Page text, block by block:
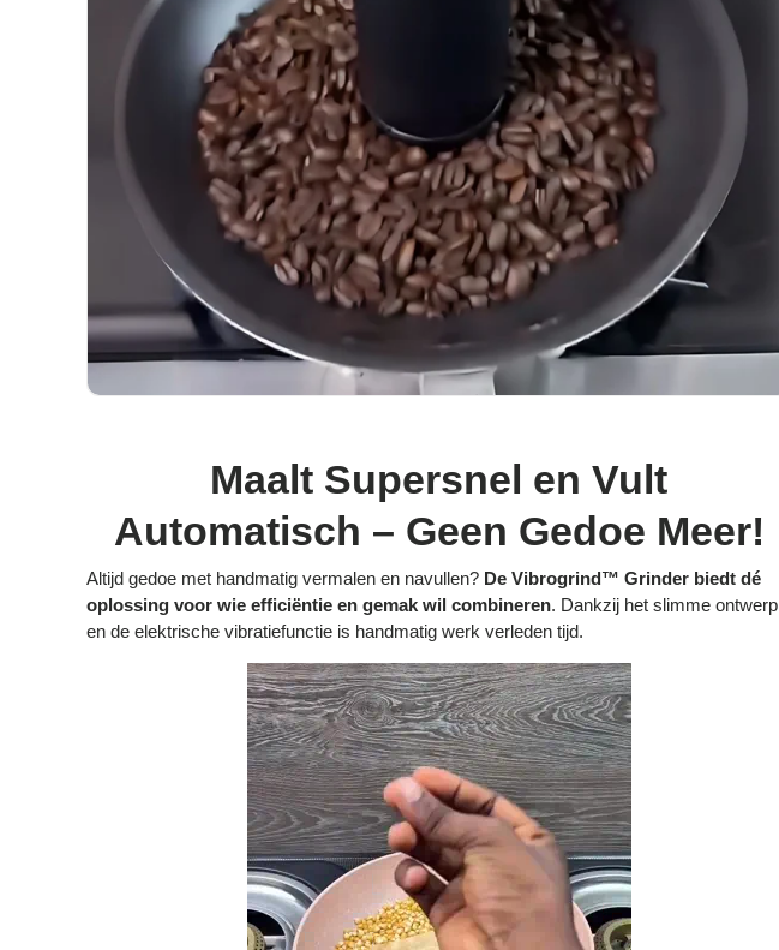
Maalt Supersnel en Vult
Automatisch – Geen Gedoe Meer!
Altijd gedoe met handmatig vermalen en navullen? De Vibrogrind™ Grinder biedt dé
oplossing voor wie efficiëntie en gemak wil combineren. Dankzij het slimme ontwerp
en de elektrische vibratiefunctie is handmatig werk verleden tijd.